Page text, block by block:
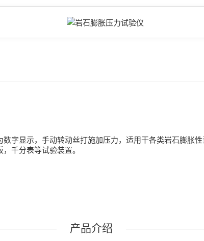
数字显示，手动转动丝打施加压力，适用干各类岩石膨胀
千分表等试验装置。